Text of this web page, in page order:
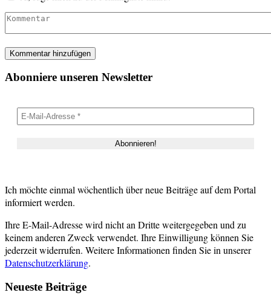
Abonniere unseren Newsletter
Ich möchte einmal wöchentlich über neue Beiträge auf dem Portal
informiert werden.
Ihre E-Mail-Adresse wird nicht an Dritte weitergegeben und zu
keinem anderen Zweck verwendet. Ihre Einwilligung können Sie
jederzeit widerrufen. Weitere Informationen finden Sie in unserer
Datenschutzerklärung.
Neueste Beiträge